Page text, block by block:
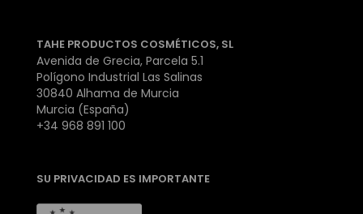
TAHE PRODUCTOS COSMÉTICOS, SL
Avenida de Grecia, Parcela 5.1
Polígono Industrial Las Salinas
30840 Alhama de Murcia
Murcia (España)
+34 968 891 100
SU PRIVACIDAD ES IMPORTANTE